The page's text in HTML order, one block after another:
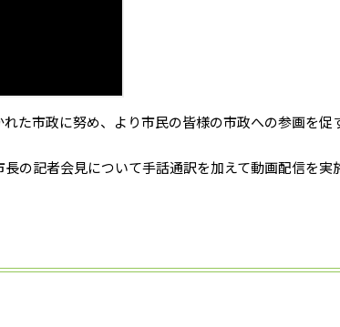
た市政に努め、より市民の皆様の市政への参画を促
の記者会見について手話通訳を加えて動画配信を実